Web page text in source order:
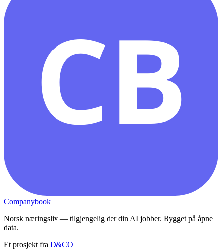
CB
Companybook
Norsk næringsliv — tilgjengelig der din AI jobber. Bygget på åpne
data.
Et prosjekt fra D&CO